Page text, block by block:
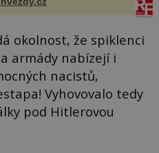
okolnost, že spiklenci
armády nabízejí i
nacistů,
Vyhovovalo tedy
pod Hitlerovou